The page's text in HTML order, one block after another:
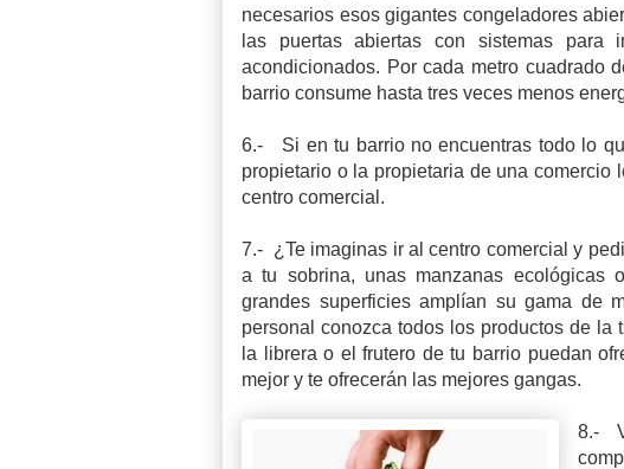
necesarios esos gigantes congeladores
las puertas abiertas con sistemas
acondicionados. Por cada metro cuadrado
barrio consume hasta tres veces menos
6.- Si en tu barrio no encuentras todo lo
propietario o la propietaria de una
centro comercial.
7.- ¿Te imaginas ir al centro comercial y
a tu sobrina, unas manzanas ecológicas
grandes superficies amplían su gama de
personal conozca todos los productos de la
la librera o el frutero de tu barrio puedan
mejor y te ofrecerán las mejores gangas.
8.-